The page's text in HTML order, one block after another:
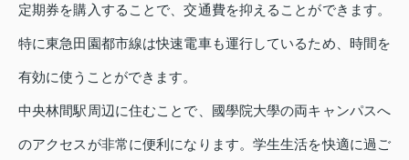
定期券を購入することで、交通費を抑えることができます。
特に東急田園都市線は快速電車も運行しているため、時間を
有効に使うことができます。
中央林間駅周辺に住むことで、國學院大學の両キャンパスへ
のアクセスが非常に便利になります。学生生活を快適に過ご